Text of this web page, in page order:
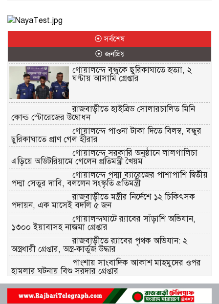
⦿ সর্বশেষ
⦿ জনপ্রিয়
গোয়ালন্দে বন্ধুকে ছুরিকাঘাতে হত্যা, ২
ঘণ্টায় আসামি গ্রেপ্তার
রাজবাড়ীতে হাইব্রিড সোলারচালিত মিনি
কোল্ড স্টোরেজের উদ্বোধন
গোয়ালন্দে পাওনা টাকা দিতে বিলম্ব, বন্ধুর
ছুরিকাঘাতে প্রাণ গেল হীরার
গোয়ালন্দে সরকারি অনুষ্ঠানে লালগালিচা
এড়িয়ে অডিটরিয়ামে গেলেন প্রতিমন্ত্রী খৈয়ম
গোয়ালন্দে পদ্মা ব্যারেজের পাশাপাশি দ্বিতীয়
পদ্মা সেতুর দাবি, বললেন সংস্কৃতি প্রতিমন্ত্রী
রাজবাড়ীতে মন্ত্রীর নির্দেশে ১২ চিকিৎসক
পদায়ন, এক মাসেই বদলি ৫ জন
গোয়ালন্দঘাটে র‌্যাবের সাঁড়াশি অভিযান,
১৩০০ ইয়াবাসহ নাজমা গ্রেপ্তার
রাজবাড়ীতে র‌্যাবের পৃথক অভিযান: ২
অস্ত্রধারী গ্রেপ্তার, অস্ত্র-কার্তুজ উদ্ধার
পাংশায় সাংবাদিক আকাশ মাহমুদের ওপর
হামলার ঘটনায় বিশু সরদার গ্রেপ্তার
গোয়ালন্দে জুলাই গণঅভ্যুত্থান দিবস পালিত